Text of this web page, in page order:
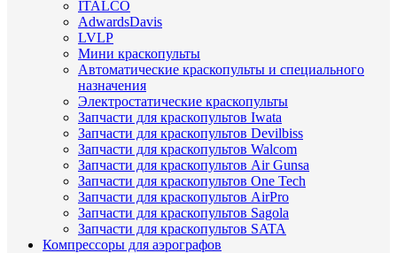
ITALCO
AdwardsDavis
LVLP
Мини краскопульты
Автоматические краскопульты и специального
назначения
Электростатические краскопульты
Запчасти для краскопультов Iwata
Запчасти для краскопультов Devilbiss
Запчасти для краскопультов Walcom
Запчасти для краскопультов Air Gunsa
Запчасти для краскопультов One Tech
Запчасти для краскопультов AirPro
Запчасти для краскопультов Sagola
Запчасти для краскопультов SATA
Компрессоры для аэрографов